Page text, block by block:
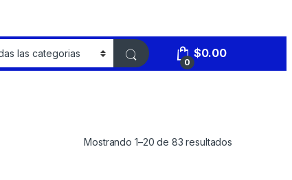
0
$0.00
Mostrando 1–20 de 83 resultados